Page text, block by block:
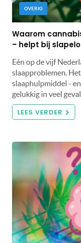
OVERIG
Waarom
– helpt bij
Eén op de vijf
slaapproblemen.
slaaphulpmiddel -
gelukkig in veel
LEES VERDER